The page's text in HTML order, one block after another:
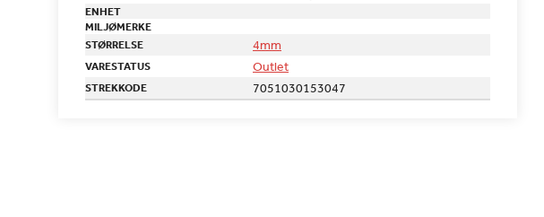
ENHET
MILJØMERKE
STØRRELSE
4mm
VARESTATUS Outlet
STREKKODE 7051030153047